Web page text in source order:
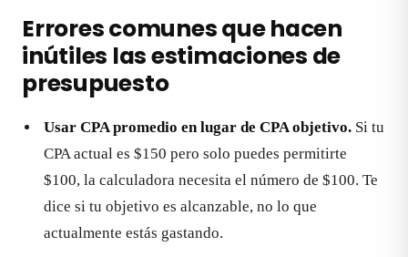
Errores comunes que hacen
inútiles las estimaciones de
presupuesto
Usar CPA promedio en lugar de CPA objetivo. Si tu
CPA actual es $150 pero solo puedes permitirte
$100, la calculadora necesita el número de $100. Te
dice si tu objetivo es alcanzable, no lo que
actualmente estás gastando.